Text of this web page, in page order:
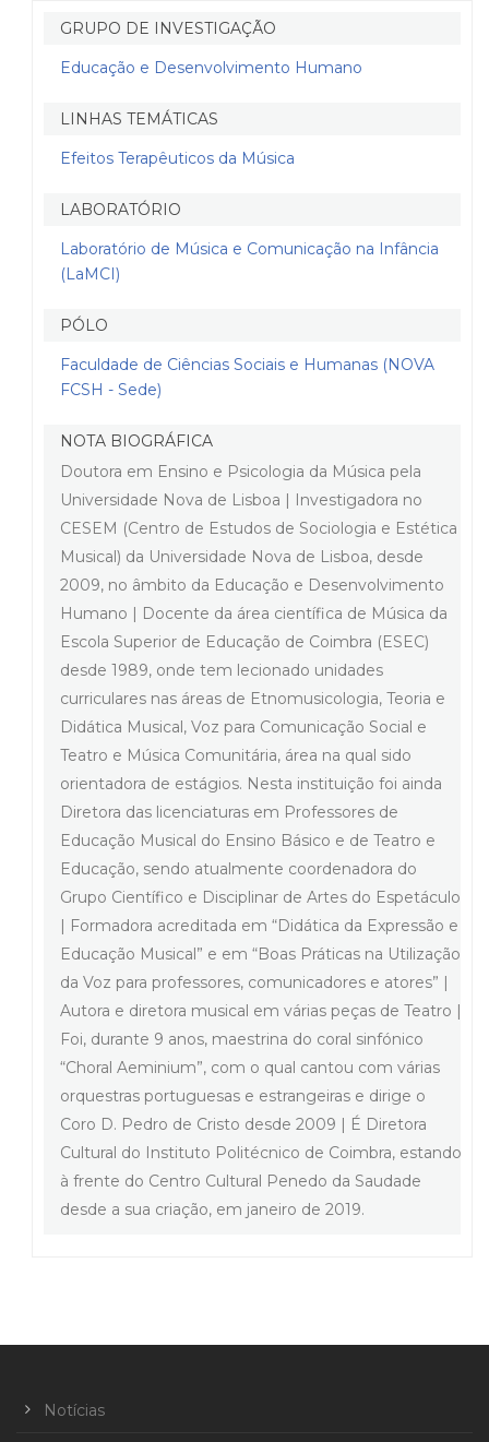
GRUPO DE INVESTIGAÇÃO
Educação e Desenvolvimento Humano
LINHAS TEMÁTICAS
Efeitos Terapêuticos da Música
LABORATÓRIO
Laboratório de Música e Comunicação na Infância
(LaMCI)
PÓLO
Faculdade de Ciências Sociais e Humanas (NOVA
FCSH - Sede)
NOTA BIOGRÁFICA
Doutora em Ensino e Psicologia da Música pela
Universidade Nova de Lisboa | Investigadora no
CESEM (Centro de Estudos de Sociologia e Estética
Musical) da Universidade Nova de Lisboa, desde
2009, no âmbito da Educação e Desenvolvimento
Humano | Docente da área científica de Música da
Escola Superior de Educação de Coimbra (ESEC)
desde 1989, onde tem lecionado unidades
curriculares nas áreas de Etnomusicologia, Teoria e
Didática Musical, Voz para Comunicação Social e
Teatro e Música Comunitária, área na qual sido
orientadora de estágios. Nesta instituição foi ainda
Diretora das licenciaturas em Professores de
Educação Musical do Ensino Básico e de Teatro e
Educação, sendo atualmente coordenadora do
Grupo Científico e Disciplinar de Artes do Espetáculo
| Formadora acreditada em “Didática da Expressão e
Educação Musical” e em “Boas Práticas na Utilização
da Voz para professores, comunicadores e atores” |
Autora e diretora musical em várias peças de Teatro |
Foi, durante 9 anos, maestrina do coral sinfónico
“Choral Aeminium”, com o qual cantou com várias
orquestras portuguesas e estrangeiras e dirige o
Coro D. Pedro de Cristo desde 2009 | É Diretora
Cultural do Instituto Politécnico de Coimbra, estando
à frente do Centro Cultural Penedo da Saudade
desde a sua criação, em janeiro de 2019.
Notícias